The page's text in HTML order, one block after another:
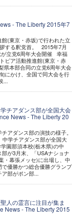
- The Liberty 2015年7
館(東京・赤坂)で行われた立
する釈党首。 2015年7月
立党6周年大会開催 幸福
ピア活動推進館(東京・赤
県本部合同の立党6周年大会
にかけ、全国で同大会を行
...
チアダンス部が全国大会
News - The Liberty 20
アダンス部の演技の様子。
学チアダンス部が全国大
園那須本校(栃木県)の中
が3月末、「USAナショナ
・幕張メッセ)に出場し、中
優勝かつ総合優勝グランプ
ア部がポン部...
人の霊言に注目が集ま
News - The Liberty 2015